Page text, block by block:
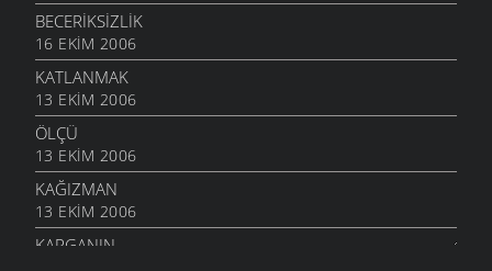
BECERIKSIZLIK
16 EKIM 2006
KATLANMAK
13 EKIM 2006
ÖLÇÜ
13 EKIM 2006
KAĞIZMAN
13 EKIM 2006
KARGANIN